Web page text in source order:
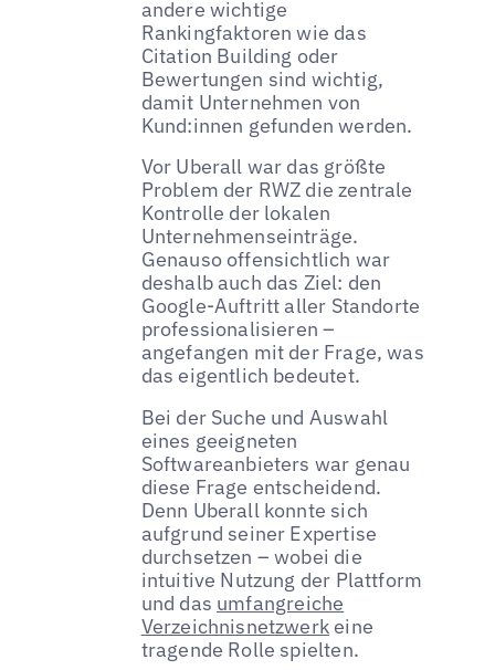
andere wichtige
Rankingfaktoren wie das
Citation Building oder
Bewertungen sind wichtig,
damit Unternehmen von
Kund:innen gefunden werden.
Vor Uberall war das größte
Problem der RWZ die zentrale
Kontrolle der lokalen
Unternehmenseinträge.
Genauso offensichtlich war
deshalb auch das Ziel: den
Google-Auftritt aller Standorte
professionalisieren –
angefangen mit der Frage, was
das eigentlich bedeutet.
Bei der Suche und Auswahl
eines geeigneten
Softwareanbieters war genau
diese Frage entscheidend.
Denn Uberall konnte sich
aufgrund seiner Expertise
durchsetzen – wobei die
intuitive Nutzung der Plattform
und das umfangreiche
Verzeichnisnetzwerk eine
tragende Rolle spielten.